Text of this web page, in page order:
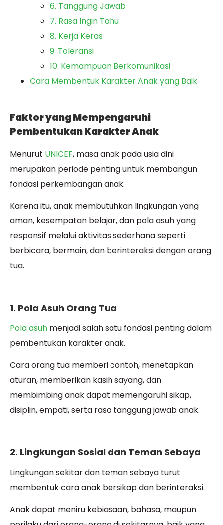
6. Tanggung Jawab
7. Rasa Ingin Tahu
8. Kerja Keras
9. Toleransi
10. Kemampuan Berkomunikasi
Cara Membentuk Karakter Anak yang Baik
Faktor yang Mempengaruhi
Pembentukan Karakter Anak
Menurut UNICEF, masa anak pada usia dini
merupakan periode penting untuk membangun
fondasi perkembangan anak.
Karena itu, anak membutuhkan lingkungan yang
aman, kesempatan belajar, dan pola asuh yang
responsif melalui aktivitas sederhana seperti
berbicara, bermain, dan berinteraksi dengan orang
tua.
1. Pola Asuh Orang Tua
Pola asuh menjadi salah satu fondasi penting dalam
pembentukan karakter anak.
Cara orang tua memberi contoh, menetapkan
aturan, memberikan kasih sayang, dan
membimbing anak dapat memengaruhi sikap,
disiplin, empati, serta rasa tanggung jawab anak.
2. Lingkungan Sosial dan Teman Sebaya
Lingkungan sekitar dan teman sebaya turut
membentuk cara anak bersikap dan berinteraksi.
Anak dapat meniru kebiasaan, bahasa, maupun